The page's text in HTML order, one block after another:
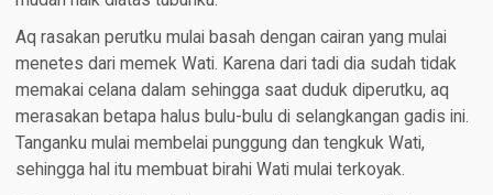
Aq rasakan perutku mulai basah dengan cairan yang mulai
menetes dari memek Wati. Karena dari tadi dia sudah tidak
memakai celana dalam sehingga saat duduk diperutku, aq
merasakan betapa halus bulu-bulu di selangkangan gadis ini.
Tanganku mulai membelai punggung dan tengkuk Wati,
sehingga hal itu membuat birahi Wati mulai terkoyak.